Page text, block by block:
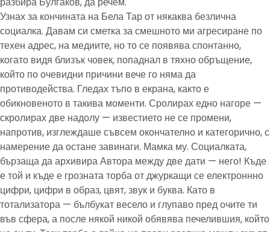
Узнах за кончината на Бела Тар от някаква безлична
социалка. Давам си сметка за смешното ми агресиране по
техен адрес, на медиите, но то се появява спонтанно,
когато видя близък човек, попаднал в тяхно обръщение,
който по очевидни причини вече го няма да
противодейства. Гледах тъпо в екрана, както е
обикновеното в такива моменти. Сролирах едно нагоре —
скролирах две надолу — известието не се промени,
напротив, изглеждаше съвсем окончателно и категорично, с
намерение да остане завинаги. Мамка му. Социалката,
бързаща да архивира Автора между две дати — него! Къде
е той и къде е грозната торба от джуркащи се електроннно
цифри, цифри в образ, цвят, звук и буква. Като в
тотализатора — бълбукат весело и глупаво пред очите ти
във сфера, а после някой никой обявява печелившия, който